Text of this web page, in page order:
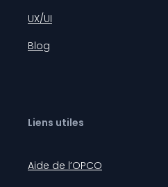
UX/UI
Blog
Liens utiles
Aide de l’OPCO